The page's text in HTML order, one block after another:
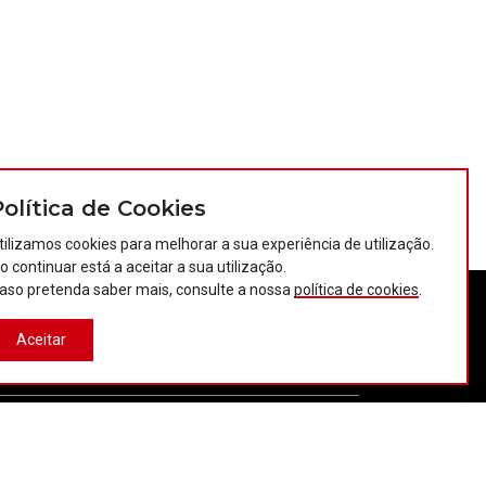
Política de privacidade
de Cookies
cookies para melhorar a sua experiência de utilização.
continuar está a aceitar a sua utilização.
pretenda saber mais, consulte a nossa política de cookies
Aceitar